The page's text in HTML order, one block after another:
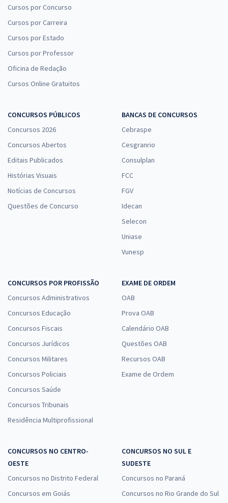
Cursos por Concurso
Cursos por Carreira
Cursos por Estado
Cursos por Professor
Oficina de Redação
Cursos Online Gratuitos
CONCURSOS PÚBLICOS
Concursos 2026
Concursos Abertos
Editais Publicados
Histórias Visuais
Notícias de Concursos
Questões de Concurso
BANCAS DE CONCURSOS
Cebraspe
Cesgranrio
Consulplan
FCC
FGV
Idecan
Selecon
Uniase
Vunesp
CONCURSOS POR PROFISSÃO
Concursos Administrativos
Concursos Educação
Concursos Fiscais
Concursos Jurídicos
Concursos Militares
Concursos Policiais
Concursos Saúde
Concursos Tribunais
Residência Multiprofissional
EXAME DE ORDEM
OAB
Prova OAB
Calendário OAB
Questões OAB
Recursos OAB
Exame de Ordem
CONCURSOS NO CENTRO-
OESTE
Concursos no Distrito Federal
Concursos em Goiás
CONCURSOS NO SUL E
SUDESTE
Concursos no Paraná
Concursos no Rio Grande do Sul